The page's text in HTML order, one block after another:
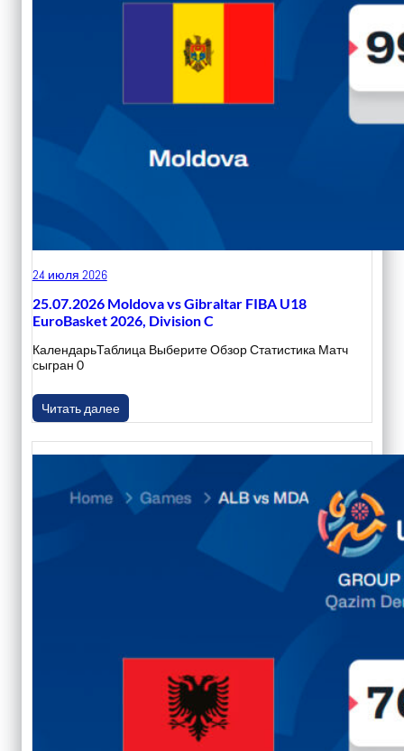
24 июля 2026
25.07.2026 Moldova vs Gibraltar FIBA U18
EuroBasket 2026, Division C
КалендарьТаблица Выберите Обзор Статистика Матч
сыгран 0
Читать далее